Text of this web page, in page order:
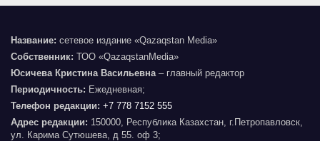
Название: сетевое издание «Qazaqstan Media»
Собственник: ТОО «QazaqstanMedia»
Юсичева Кристина Васильевна – главный редактор
Периодичность: Ежедневная;
Телефон редакции: +7 778 7152 555
Адрес редакции: 150000, Республика Казахстан, г.Петропавловск,
ул. Карима Сутюшева, д 55. оф 3;